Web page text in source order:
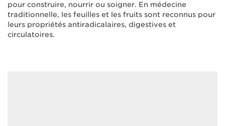
pour construire, nourrir ou soigner. En médecine
traditionnelle, les feuilles et les fruits sont reconnus pour
leurs propriétés antiradicalaires, digestives et
circulatoires.